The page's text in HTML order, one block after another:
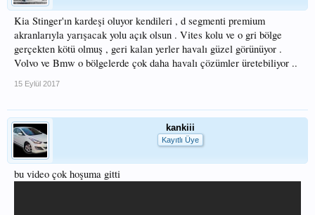
Kia Stinger'ın kardeşi oluyor kendileri , d segmenti premium
akranlarıyla yarışacak yolu açık olsun . Vites kolu ve o gri bölge
gerçekten kötü olmuş , geri kalan yerler havalı güzel görünüyor .
Volvo ve Bmw o bölgelerde çok daha havalı çözümler üretebiliyor ..
15 Eylül 2017
kankiii
Kayıtlı Üye
bu video çok hoşuma gitti